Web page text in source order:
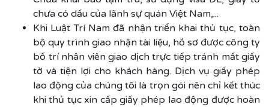
chưa có dấu của lãnh sự quán Việt Nam,...
Khi Luật Trí Nam đã nhận triển khai thủ tục, toàn
bộ quy trình giao nhận tài liệu, hồ sơ được công ty
bố trí nhân viên giao dịch trực tiếp tránh mất giấy
tờ và tiện lợi cho khách hàng. Dịch vụ giấy phép
lao động của chúng tôi là trọn gói nên chỉ kết thúc
khi thủ tục xin cấp giấy phép lao động được hoàn